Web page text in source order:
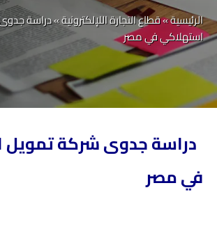
الرئيسية»قطاع التجارة اللإلكترونية»دراسة
استهلاكي في مصر
دراسة جدوى شركة تمويل
في مصر